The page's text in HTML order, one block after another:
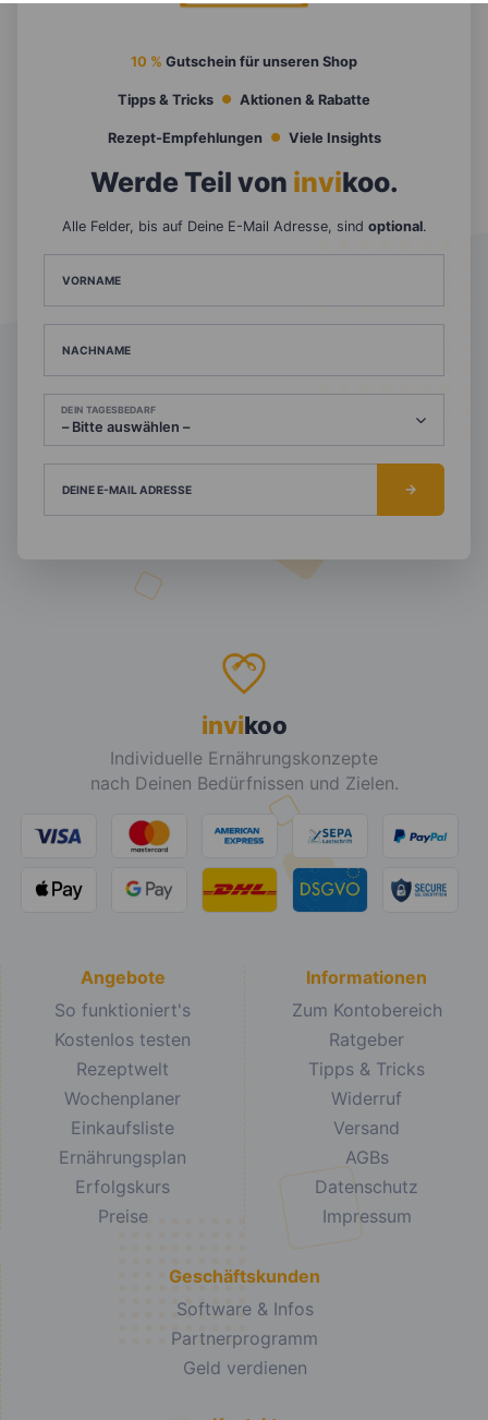
10 % Gutschein für unseren Shop
Tipps & Tricks Aktionen & Rabatte
Rezept-Empfehlungen Viele Insights
Werde Teil von invikoo.
Alle Felder, bis auf Deine E-Mail Adresse, sind optional.
VORNAME
NACHNAME
DEIN TAGESBEDARF
DEINE E-MAIL ADRESSE
invikoo
Individuelle Ernährungskonzepte
nach Deinen Bedürfnissen und Zielen.
Angebote
So funktioniert's
Kostenlos testen
Rezeptwelt
Wochenplaner
Einkaufsliste
Ernährungsplan
Erfolgskurs
Preise
Informationen
Zum Kontobereich
Ratgeber
Tipps & Tricks
Widerruf
Versand
AGBs
Datenschutz
Impressum
Geschäftskunden
Software & Infos
Partnerprogramm
Geld verdienen